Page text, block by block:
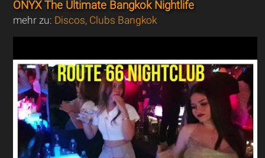
ONYX The Ultimate Bangkok Nightlife
mehr zu: Discos, Clubs Bangkok